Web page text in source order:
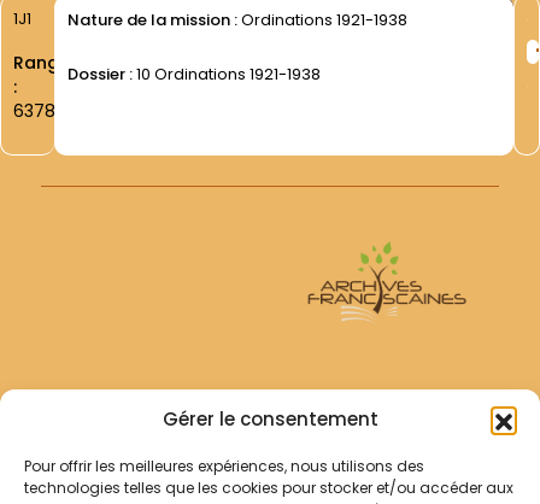
Gérer le consentement
Pour offrir les meilleures expériences, nous utilisons des
technologies telles que les cookies pour stocker et/ou accéder aux
1J1
Rang
:
6378
Nature de la mission :Ordinations 1921-1938
Dossier :10 Ordinations 1921-1938
Archives Franciscaines
RECHERCHER